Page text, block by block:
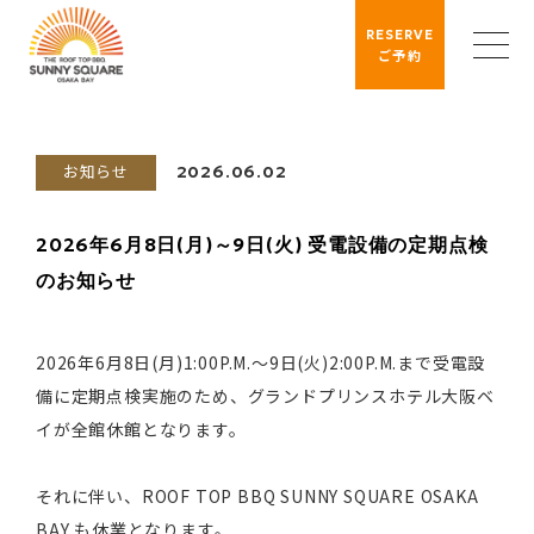
RESERVE
ご予約
お知らせ 2026.06.02
2026年6月8日(月)～9日(火) 受電設備の定期点検
のお知らせ
2026年6月8日(月)1:00P.M.～9日(火)2:00P.M.まで受電設
備に定期点検実施のため、グランドプリンスホテル大阪ベ
イが全館休館となります。
それに伴い、ROOF TOP BBQ SUNNY SQUARE OSAKA
BAY も休業となります。